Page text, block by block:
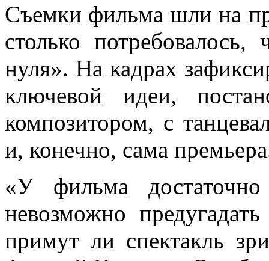
Съемки фильма шли на
столько
нуля». На кадрах
ключевой идеи,
композитором, с
и, конечно, сама
«У фильма
невозможно
примут ли спектакль